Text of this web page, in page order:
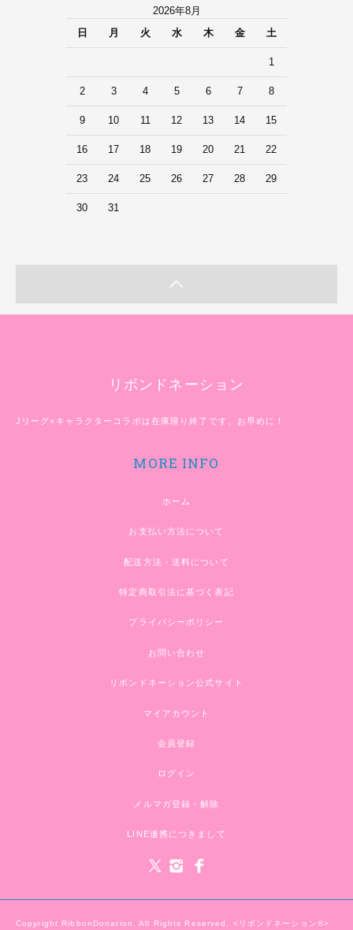
2026年8月
日
月 火 水 木 金 土
1
2 3 4 5 6 7 8
9 10 11 12 13 14 15
16 17 18 19 20 21 22
23 24 25 26 27 28 29
30 31
リボンドネーション
Jリーグ×キャラクターコラボは在庫限り終了です。お早めに！
MORE INFO
ホーム
お支払い方法について
配送方法・送料について
特定商取引法に基づく表記
プライバシーポリシー
お問い合わせ
リボンドネーション公式サイト
マイアカウント
会員登録
ログイン
メルマガ登録・解除
LINE連携につきまして
Copyright RibbonDonation. All Rights Reserved. <リボンドネーション®>